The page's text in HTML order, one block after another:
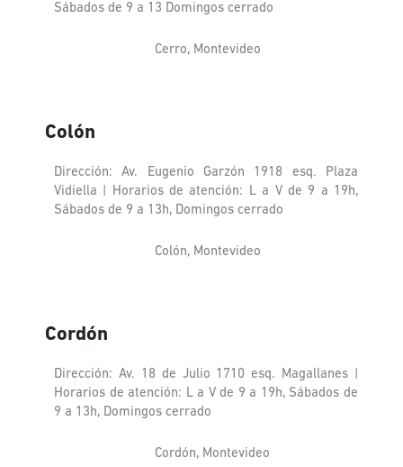
Sábados de 9 a 13 Domingos cerrado
Cerro, Montevideo
Colón
Dirección: Av. Eugenio Garzón 1918 esq. Plaza
Vidiella | Horarios de atención: L a V de 9 a 19h,
Sábados de 9 a 13h, Domingos cerrado
Colón, Montevideo
Cordón
Dirección: Av. 18 de Julio 1710 esq. Magallanes |
Horarios de atención: L a V de 9 a 19h, Sábados de
9 a 13h, Domingos cerrado
Cordón, Montevideo